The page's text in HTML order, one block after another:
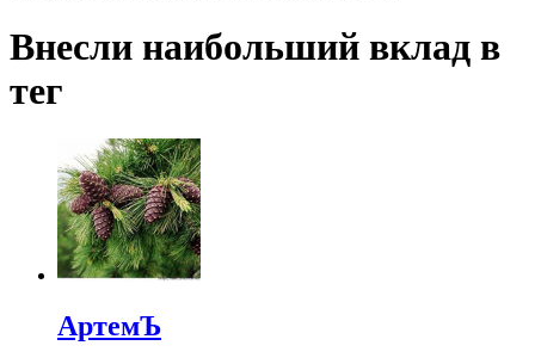
Внесли наибольший вклад в
тег
АртемЪ